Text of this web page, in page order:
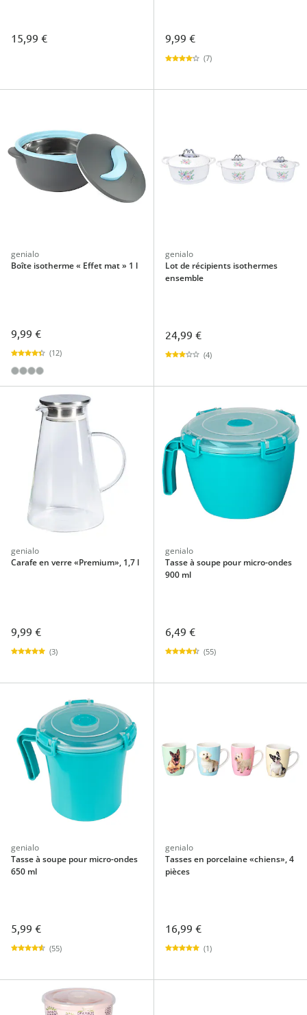
15,99 € 9,99 €
(7)
genialo
Boîte isotherme « Effet mat » 1 l
9,99 €
(12)
genialo
Lot de récipients isothermes
ensemble
24,99 €
(4)
genialo
Carafe en verre «Premium», 1,7 l
9,99 €
(3)
genialo
Tasse à soupe pour micro-ondes
900 ml
6,49 €
(55)
genialo
Tasse à soupe pour micro-ondes
650 ml
5,99 €
(55)
genialo
Tasses en porcelaine «chiens», 4
pièces
16,99 €
(1)